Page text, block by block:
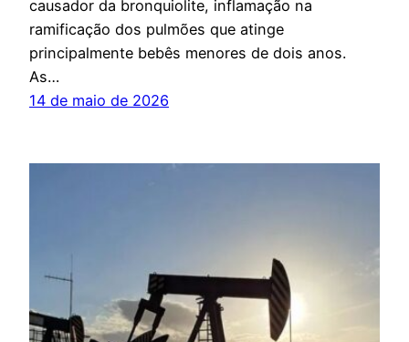
causador da bronquiolite, inflamação na
ramificação dos pulmões que atinge
principalmente bebês menores de dois anos.
As…
14 de maio de 2026